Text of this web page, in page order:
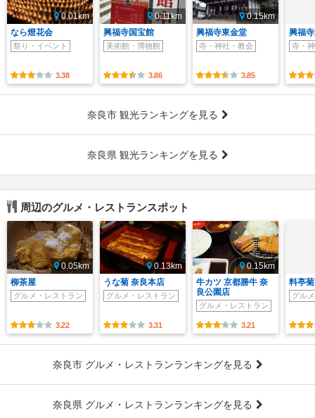
0.01km
なら燈花会
祭り・イベント
3.38
0.11km
興福寺国宝館
美術館・博物館
3.86
0.15km
興福寺東金堂
寺・神社・教会
3.85
興福
寺・
奈良市 観光ランキングを見る
奈良県 観光ランキングを見る
周辺のグルメ・レストランスポット
0.05km
柳茶屋
グルメ・レストラン
3.22
0.13km
うな菊 奈良本店
グルメ・レストラン
3.31
0.15km
牛カツ 京都勝牛 奈
良公園店
グルメ・レストラン
3.21
料亭
グル
奈良市 グルメ・レストランランキングを見る
奈良県 グルメ・レストランランキングを見る